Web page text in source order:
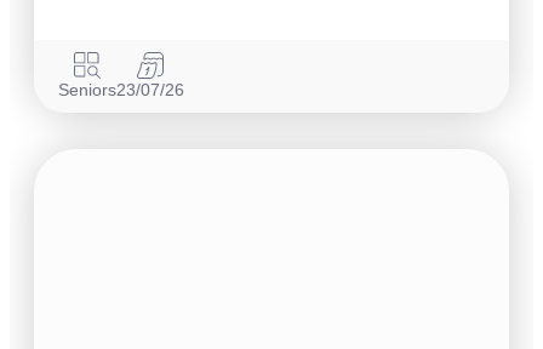
Seniors23/07/26